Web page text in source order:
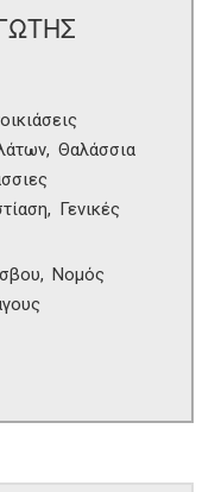
Θαλάσσια
Γενικές
Νομός